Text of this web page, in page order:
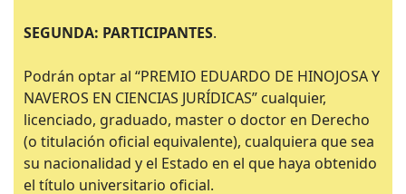
SEGUNDA: PARTICIPANTES.
Podrán optar al “PREMIO EDUARDO DE HINOJOSA Y
NAVEROS EN CIENCIAS JURÍDICAS” cualquier,
licenciado, graduado, master o doctor en Derecho
(o titulación oficial equivalente), cualquiera que sea
su nacionalidad y el Estado en el que haya obtenido
el título universitario oficial.